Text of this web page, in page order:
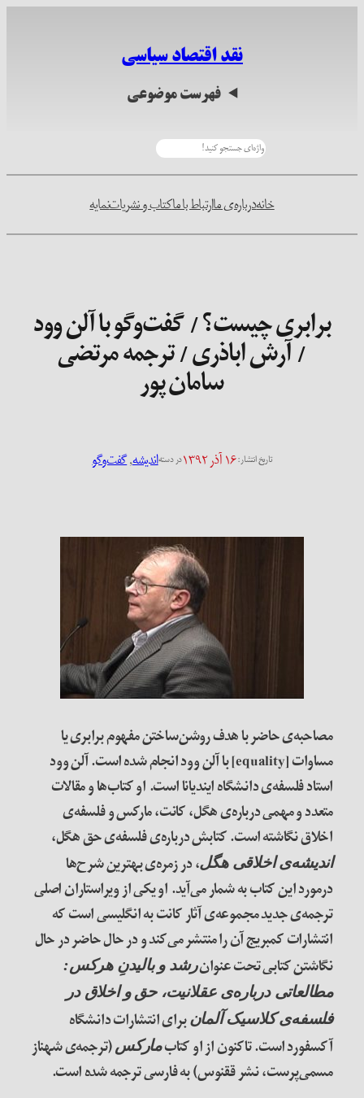
نقد اقتصاد سیاسی
فهرست موضوعی
خانهدرباره‌ی ماارتباط با ماکتاب و نشریاتنمایه
برابری چیست؟ / گفت‌وگو با آلن وود
/ آرش اباذری / ترجمه مرتضی
سامان پور
تاریخ انتشار:۱۶ آذر ۱۳۹۲ در دستهاندیشه, گفت‌وگو
مصاحبه‌ی حاضر با هدف روشن‌ساختن مفهوم برابری یا
مساوات [equality] با آلن وود انجام شده است. آلن وود
استاد فلسفه‌ی دانشگاه ایندیانا است. او کتاب‌ها و مقالات
متعدد و مهمی درباره‌ی هگل، کانت، مارکس و فلسفه‌ی
اخلاق نگاشته است. کتابش درباره‌ی فلسفه‌ی حق هگل،
اندیشه‌ی اخلاقی هگل، در زمره‌ی بهترین شرح‌ها
در‌مورد این کتاب به شمار می‌آید. او یکی از ویراستاران اصلی
ترجمه‌ی جدید مجموعه‌ی آثار کانت به انگلیسی است که
انتشارات کمبریج آن را منتشر می‌کند و در حال حاضر در حال
نگاشتن کتابی تحت عنوانرشد و بالیدنِ هرکس:
مطالعاتی درباره‌ی عقلانیت، حق و اخلاق در
فلسفه‌ی کلاسیک آلمانبرای انتشارات دانشگاه
آکسفورد است. تاکنوناز اوکتابمارکس(ترجمه‌ی شهناز
مسمی‌پرست، نشر ققنوس) به فارسی ترجمه شده است.